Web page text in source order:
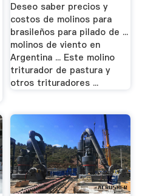
Deseo saber precios y
costos de molinos para
brasileños para pilado de ...
molinos de viento en
Argentina ... Este molino
triturador de pastura y
otros trituradores ...